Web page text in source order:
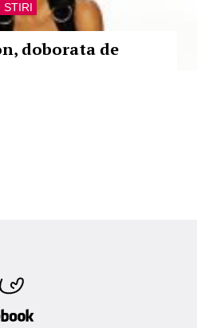
STIRI
doborata de